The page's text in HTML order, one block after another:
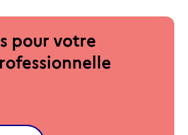
pour votre